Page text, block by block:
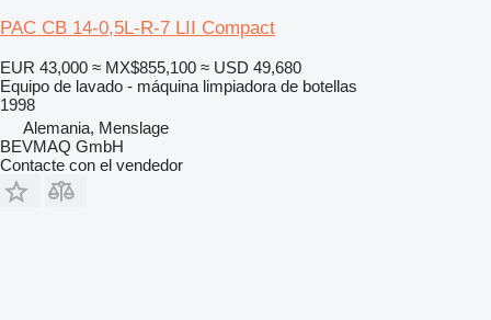
PAC CB 14-0,5L-R-7 LII Compact
EUR 43,000 ≈ MX$855,100 ≈ USD 49,680
Equipo de lavado - máquina limpiadora de botellas
1998
Alemania, Menslage
BEVMAQ GmbH
Contacte con el vendedor